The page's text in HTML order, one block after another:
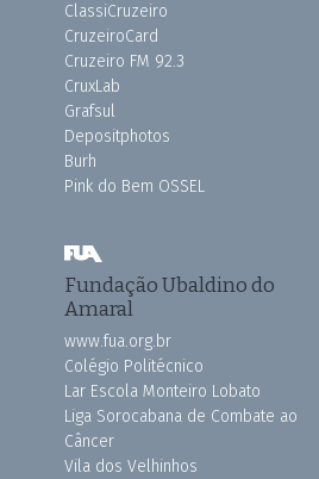
ClassiCruzeiro
CruzeiroCard
Cruzeiro FM 92.3
CruxLab
Grafsul
Depositphotos
Burh
Pink do Bem OSSEL
Fundação Ubaldino do
Amaral
www.fua.org.br
Colégio Politécnico
Lar Escola Monteiro Lobato
Liga Sorocabana de Combate ao
Câncer
Vila dos Velhinhos